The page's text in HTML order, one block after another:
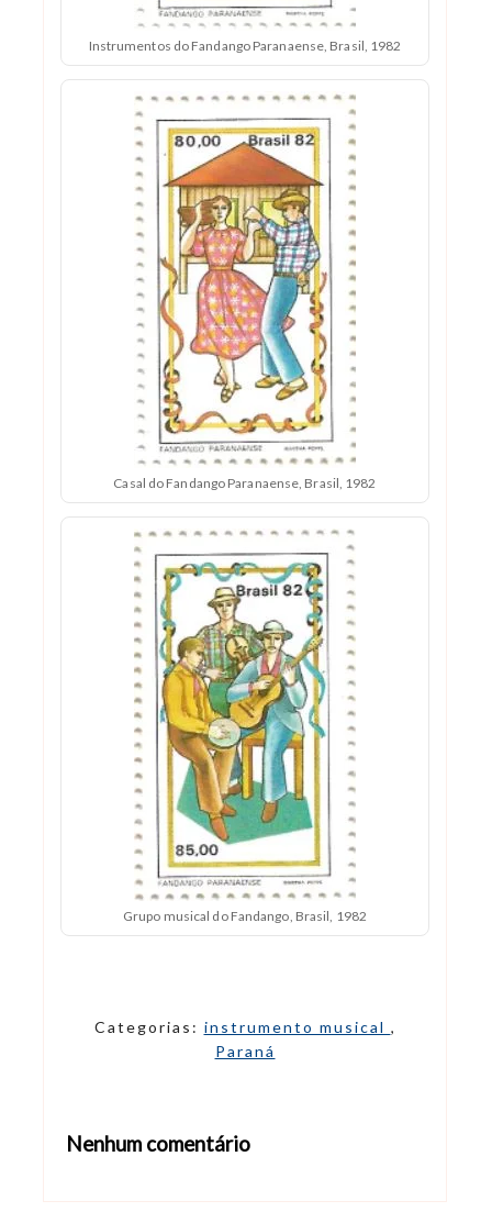
Instrumentos do Fandango Paranaense, Brasil, 1982
Casal do Fandango Paranaense, Brasil, 1982
Grupo musical do Fandango, Brasil, 1982
Categorias: instrumento musical ,
Paraná
Nenhum comentário